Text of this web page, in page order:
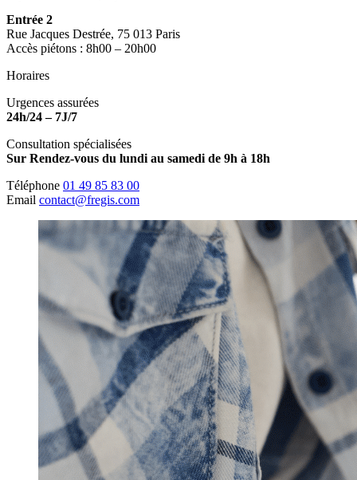
Entrée 2
Rue Jacques Destrée, 75 013 Paris
Accès piétons : 8h00 – 20h00
Horaires
Urgences assurées
24h/24 – 7J/7
Consultation spécialisées
Sur Rendez-vous du lundi au samedi de 9h à 18h
Téléphone 01 49 85 83 00
Email contact@fregis.com